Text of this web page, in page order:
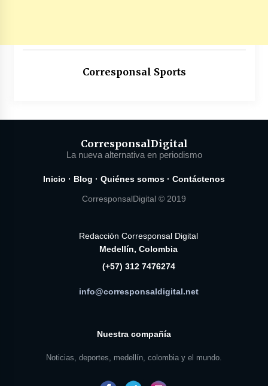
Corresponsal Sports
CorresponsalDigital
La nueva alternativa en periodismo
Inicio · Blog · Quiénes somos · Contáctenos
CorresponsalDigital © 2019
Redacción Corresponsal Digital
Medellín, Colombia
(+57) 312 7476274
info@corresponsaldigital.net
Nuestra compañía
Noticias, deportes, medellín, colombia y el mundo.